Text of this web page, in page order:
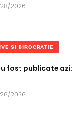
2026
SI BIROCRATIE
fost publicate azi:
2026